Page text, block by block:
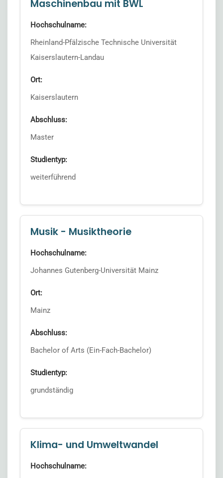
Maschinenbau mit BWL
Hochschulname:
Rheinland-Pfälzische Technische Universität
Kaiserslautern-Landau
Ort:
Kaiserslautern
Abschluss:
Master
Studientyp:
weiterführend
Musik - Musiktheorie
Hochschulname:
Johannes Gutenberg-Universität Mainz
Ort:
Mainz
Abschluss:
Bachelor of Arts (Ein-Fach-Bachelor)
Studientyp:
grundständig
Klima- und Umweltwandel
Hochschulname: